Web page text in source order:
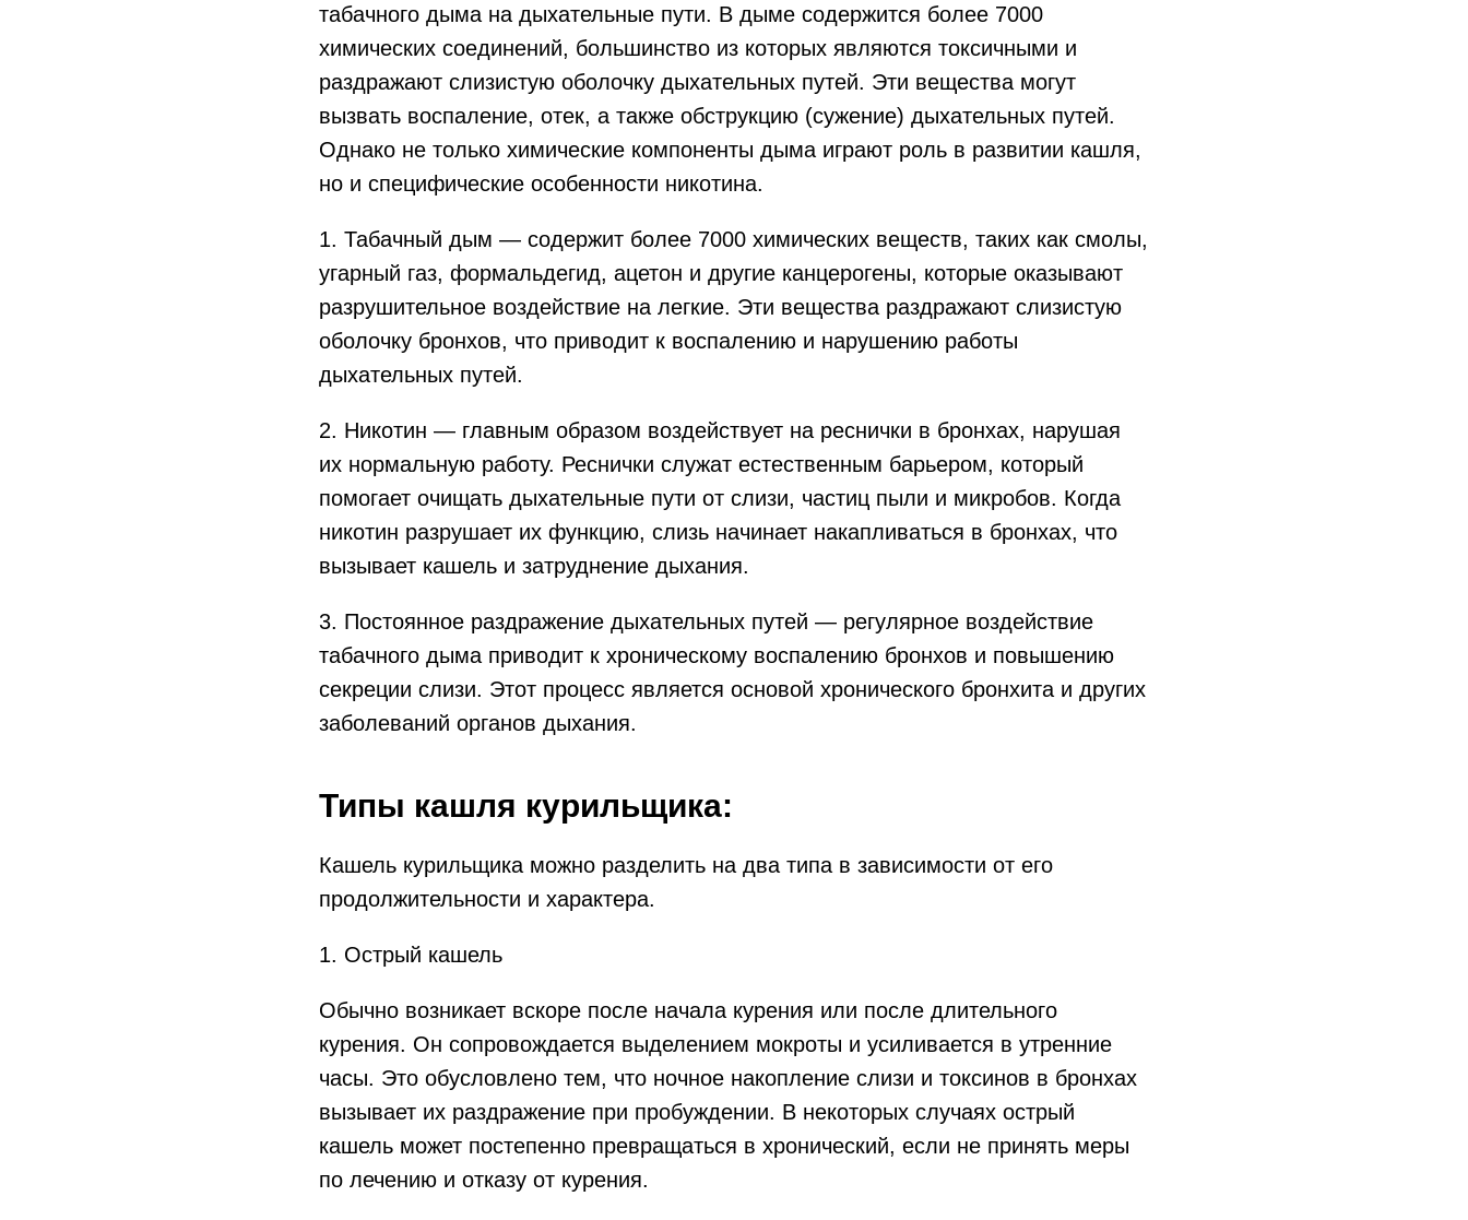
табачного дыма на дыхательные пути. В дыме содержится более 7000
химических соединений, большинство из которых являются токсичными и
раздражают слизистую оболочку дыхательных путей. Эти вещества могут
вызвать воспаление, отек, а также обструкцию (сужение) дыхательных путей.
Однако не только химические компоненты дыма играют роль в развитии кашля,
но и специфические особенности никотина.
1. Табачный дым — содержит более 7000 химических веществ, таких как смолы,
угарный газ, формальдегид, ацетон и другие канцерогены, которые оказывают
разрушительное воздействие на легкие. Эти вещества раздражают слизистую
оболочку бронхов, что приводит к воспалению и нарушению работы
дыхательных путей.
2. Никотин — главным образом воздействует на реснички в бронхах, нарушая
их нормальную работу. Реснички служат естественным барьером, который
помогает очищать дыхательные пути от слизи, частиц пыли и микробов. Когда
никотин разрушает их функцию, слизь начинает накапливаться в бронхах, что
вызывает кашель и затруднение дыхания.
3. Постоянное раздражение дыхательных путей — регулярное воздействие
табачного дыма приводит к хроническому воспалению бронхов и повышению
секреции слизи. Этот процесс является основой хронического бронхита и других
заболеваний органов дыхания.
Типы кашля курильщика:
Кашель курильщика можно разделить на два типа в зависимости от его
продолжительности и характера.
1. Острый кашель
Обычно возникает вскоре после начала курения или после длительного
курения. Он сопровождается выделением мокроты и усиливается в утренние
часы. Это обусловлено тем, что ночное накопление слизи и токсинов в бронхах
вызывает их раздражение при пробуждении. В некоторых случаях острый
кашель может постепенно превращаться в хронический, если не принять меры
по лечению и отказу от курения.